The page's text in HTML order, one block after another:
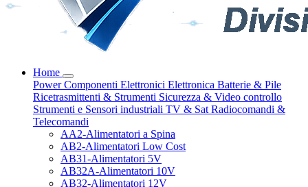
Home
PowerComponenti Elettronici Elettronica Batterie & Pile
Ricetrasmittenti & Strumenti Sicurezza & Video controllo
Strumenti e Sensori industriali TV & Sat Radiocomandi &
Telecomandi
AA2-Alimentatori a Spina
AB2-Alimentatori Low Cost
AB31-Alimentatori 5V
AB32A-Alimentatori 10V
AB32-Alimentatori 12V